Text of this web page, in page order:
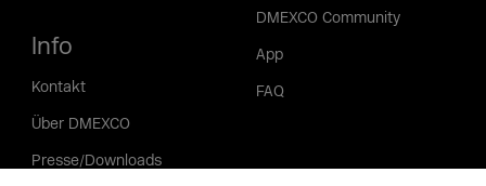
Info
Kontakt
Über DMEXCO
Presse/Downloads
DMEXCO Community
App
FAQ